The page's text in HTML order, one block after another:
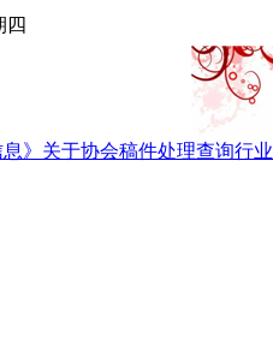
四
》 关于协会稿件处理查询行